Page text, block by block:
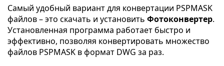
Самый удобный вариант для конвертации PSPMASK
файлов – это скачать и установить Фотоконвертер.
Установленная программа работает быстро и
эффективно, позволяя конвертировать множество
файлов PSPMASK в формат DWG за раз.